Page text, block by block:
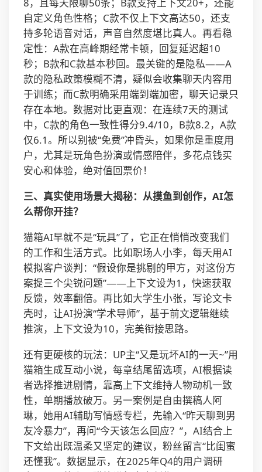
自定义角色性格；C款不仅上下文高达50，还支
持多轮语音对话，声音自然度堪比真人。再看稳
定性：A款在高峰期经常卡顿，回复延迟超10
秒；B款和C款基本秒回。最关键的是隐私——A
款的隐私政策模糊不清，疑似会收集聊天内容用
于训练；而C款明确采用端到端加密，聊天记录只
存在本地。数据对比更直观：在连续7天的测试
中，C款的角色一致性得分9.4/10，B款8.2，A款
仅6.1。所以别被“免费”冲昏头，如果你是重度用
户，尤其是玩角色扮演或情感陪伴，多花点钱买
安心和体验，绝对值回票价！
三、真实使用场景大揭秘：从摸鱼到创作，AI怎
么帮你开挂？
猫箱AI早就不是“玩具”了，它正在悄悄改变我们
的工作和生活方式。比如职场人小李，每天用AI
模拟客户谈判：“假设你是挑剔的甲方，对这份方
案提三个尖锐问题”——上下文设为1，快速获取
反馈，效率翻倍。再比如大学生小张，写论文卡
壳时，让AI扮演“学术导师”，基于前文逻辑继续
推演，上下文设为10，完美衔接思路。
还有更硬核的玩法：UP主“又是玩坏AI的一天~”用
猫箱生成互动小说，每章结尾留选项，AI根据读
者选择推进剧情，靠高上下文维持人物动机一致
性，单期播放破万。另一案例是自由撰稿人阿
琳，她用AI辅助写情感专栏，先输入“昨天聊到男
友冷暴力”，再问“今天该怎么回应？”，AI结合上
下文给出既温柔又坚定的建议，粉丝留言“比闺蜜
还懂我”。数据显示，在2025年Q4的用户调研